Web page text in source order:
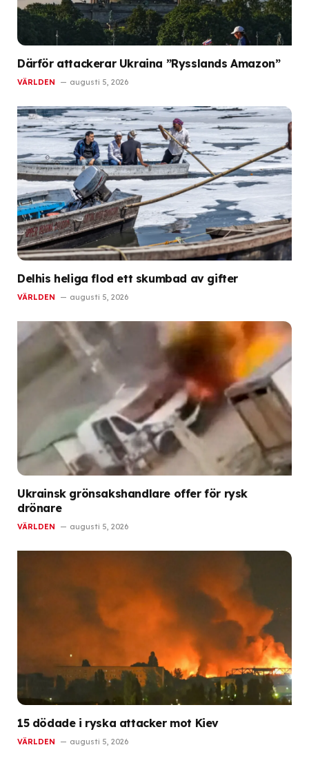
Därför attackerar Ukraina ”Rysslands Amazon”
VÄRLDEN augusti 5, 2026
Delhis heliga flod ett skumbad av gifter
VÄRLDEN augusti 5, 2026
Ukrainsk grönsakshandlare offer för rysk
drönare
VÄRLDEN augusti 5, 2026
15 dödade i ryska attacker mot Kiev
VÄRLDEN augusti 5, 2026